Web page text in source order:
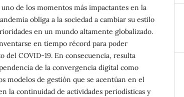
de los momentos más impactantes en la
obliga a la sociedad a cambiar su estilo
en un mundo altamente globalizado.
en tiempo récord para poder
del COVID-19. En consecuencia, resulta
de la convergencia digital como
modelos de gestión que se acentúan en el
la continuidad de actividades periodísticas y